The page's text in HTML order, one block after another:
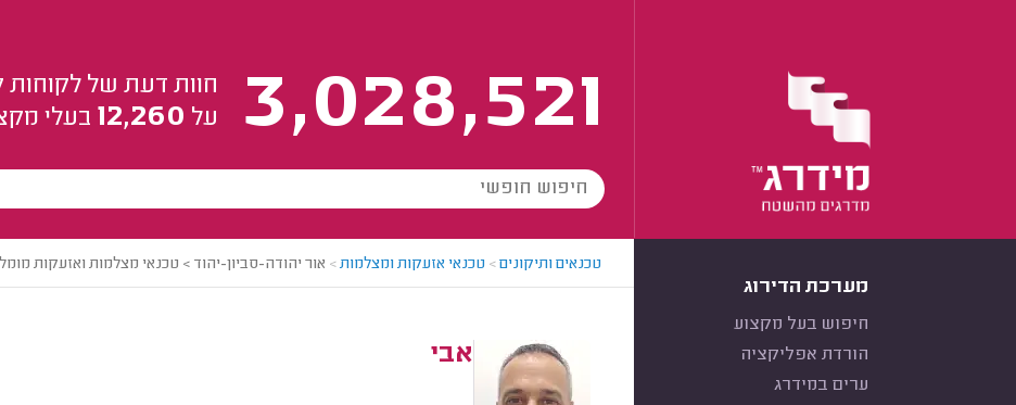
3,028,521
חוות דעת של לקוחות
על 12,260 בעלי
מערכת הדירוג
חיפוש בעל מקצוע
הורדת אפליקציה
ערים במידרג
טכנאים ותיקונים> טכנאי אזעקות ומצלמות> אור יהודה-סביון-יהוד > טכנאי מצלמות ואזעקות
אבי